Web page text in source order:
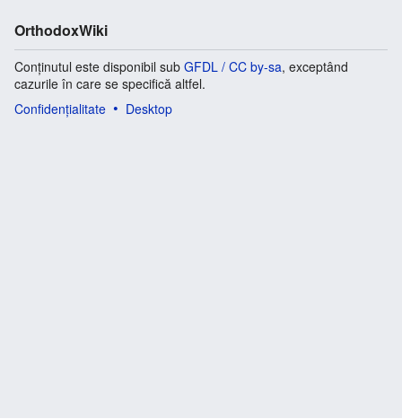
OrthodoxWiki
Conținutul este disponibil sub GFDL / CC by-sa, exceptând
cazurile în care se specifică altfel.
Confidențialitate
Desktop